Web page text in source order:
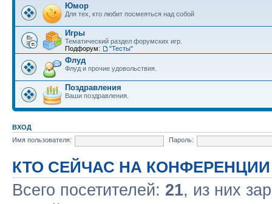
Юмор
Для тех, кто любит посмеяться над собой
Игры
Тематический раздел форумских игр.
Подфорум:
"Тесты"
Флуд
Флуд и прочие удовольствия.
Поздравления
Ваши поздравления.
ВХОД
Имя пользователя:
Пароль:
КТО СЕЙЧАС НА КОНФЕРЕНЦИИ
Всего посетителей: 21, из них